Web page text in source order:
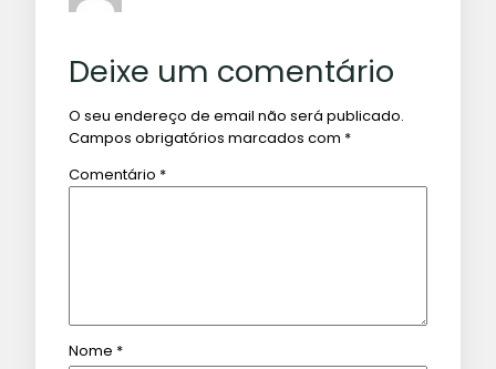
Deixe um comentário
O seu endereço de email não será publicado.
Campos obrigatórios marcados com *
Comentário *
Nome *